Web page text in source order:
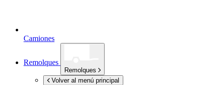
Camiones
Remolques
Remolques
Volver al menú principal